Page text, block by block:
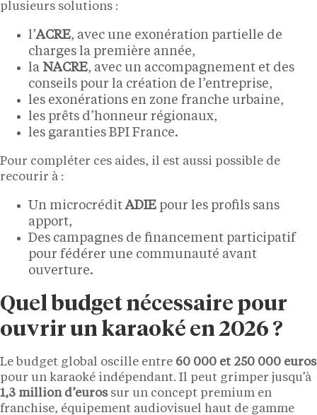
plusieurs solutions :
l’ACRE, avec une exonération partielle de
charges la première année,
la NACRE, avec un accompagnement et des
conseils pour la création de l’entreprise,
les exonérations en zone franche urbaine,
les prêts d’honneur régionaux,
les garanties BPI France.
Pour compléter ces aides, il est aussi possible de
recourir à :
Un microcréditADIE pour les profils sans
apport,
Des campagnes de financement participatif
pour fédérer une communauté avant
ouverture.
Quel budget nécessaire pour
ouvrir un karaoké en 2026 ?
Le budget global oscille entre 60 000 et 250 000 euros
pour un karaoké indépendant. Il peut grimper jusqu’à
1,3 million d’eurossur un concept premium en
franchise, équipement audiovisuel haut de gamme